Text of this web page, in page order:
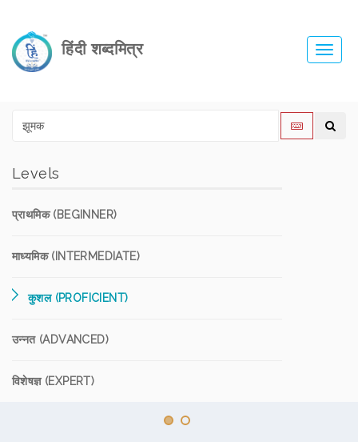
हिंदी शब्दमित्र
Levels
प्राथमिक (BEGINNER)
माध्यमिक (INTERMEDIATE)
कुशल (PROFICIENT)
उन्नत (ADVANCED)
विशेषज्ञ (EXPERT)